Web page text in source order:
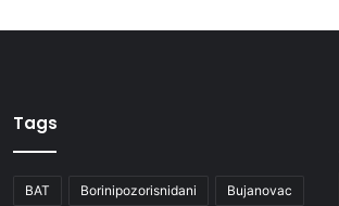
Tags
BAT Borinipozorisnidani Bujanovac